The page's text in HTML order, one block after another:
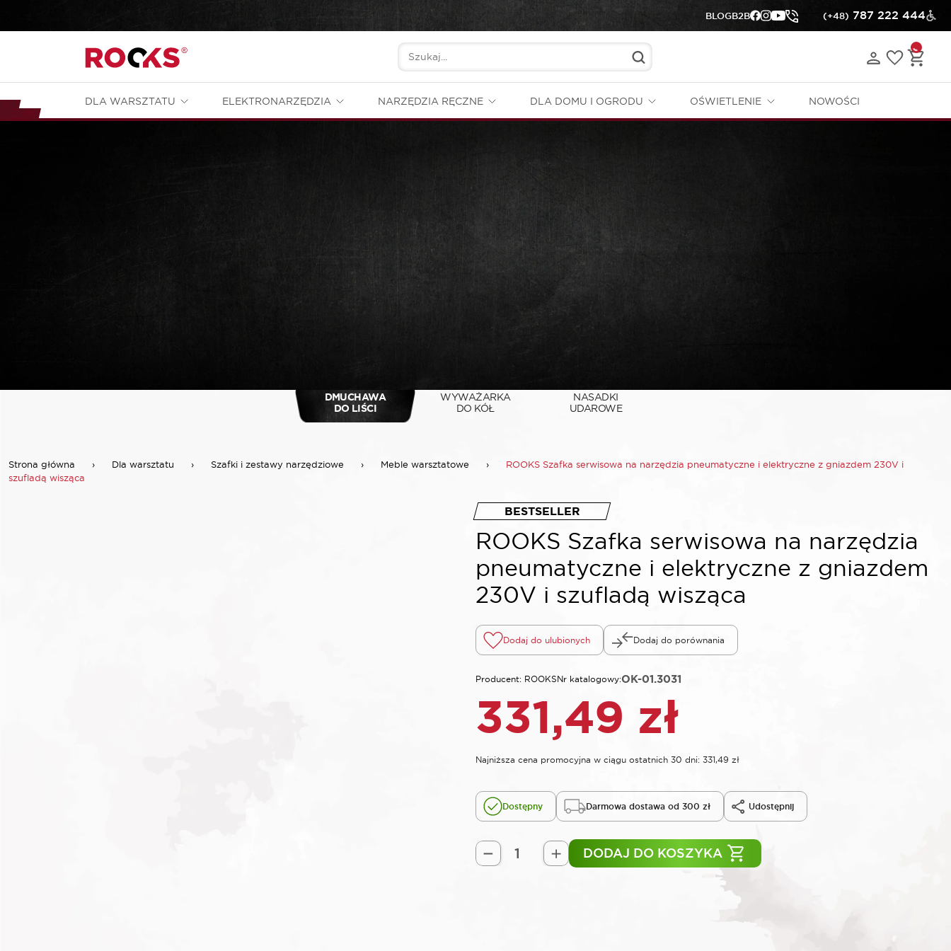
BLOGB2B (+48) 787 222 444
DLA WARSZTATU ELEKTRONARZĘDZIA NARZĘDZIA RĘCZNE DLA DOMU I OGRODU OŚWIETLENIE NOWOŚCI
DMUCHAWA
DO LIŚCI
WYWAŻARKA
DO KÓŁ
NASADKI
UDAROWE
Strona główna › Dla warsztatu › Szafki i zestawy narzędziowe › Meble warsztatowe ›
ROOKS Szafka serwisowa na narzędzia pneumatyczne i elektryczne z gniazdem 230V i
szufladą wisząca
BESTSELLER
ROOKS Szafka serwisowa na narzędzia
pneumatyczne i elektryczne z gniazdem
230V i szufladą wisząca
Dodaj do ulubionych Dodaj do porównania
Producent: ROOKSNr katalogowy:OK-01.3031
331,49 zł
Najniższa cena promocyjna w ciągu ostatnich 30 dni: 331,49 zł
Dostępny Darmowa dostawa od 300 zł Udostępnij
ilość
DODAJ DO KOSZYKA